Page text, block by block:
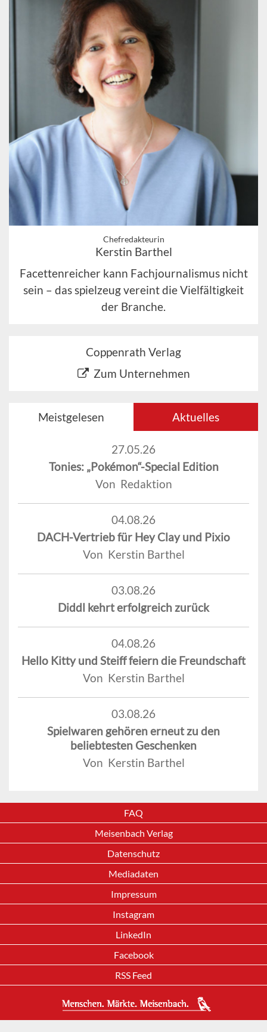
Chefredakteurin
Kerstin Barthel
Facettenreicher kann Fachjournalismus nicht
sein – das spielzeug vereint die Vielfältigkeit
der Branche.
Coppenrath Verlag
Zum Unternehmen
Meistgelesen Aktuelles
27.05.26
Tonies: „Pokémon“-Special Edition
Von Redaktion
04.08.26
DACH-Vertrieb für Hey Clay und Pixio
Von Kerstin Barthel
03.08.26
Diddl kehrt erfolgreich zurück
04.08.26
Hello Kitty und Steiff feiern die Freundschaft
Von Kerstin Barthel
03.08.26
Spielwaren gehören erneut zu den
beliebtesten Geschenken
Von Kerstin Barthel
FAQ
Meisenbach Verlag
Datenschutz
Mediadaten
Impressum
Instagram
LinkedIn
Facebook
RSS Feed